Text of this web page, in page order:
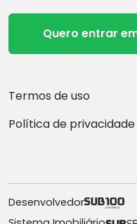
Quero entrar
Termos de uso
Política de privacidade
Desenvolvedor